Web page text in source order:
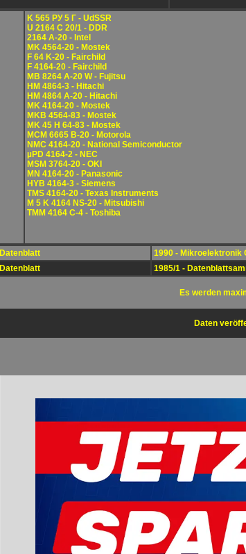
K 565 PУ 5 Г - UdSSR
U 2164 C 20/1 - DDR
2164 A-20 - Intel
MK 4564-20 - Mostek
F 64 K-20 - Fairchild
F 4164-20 - Fairchild
MB 8264 A-20 W - Fujitsu
HM 4864-3 - Hitachi
HM 4864 A-20 - Hitachi
MK 4164-20 - Mostek
MKB 4564-83 - Mostek
MK 45 H 64-83 - Mostek
MCM 6665 B-20 - Motorola
NMC 4164-20 - National Semiconductor
µPD 4164-2 - NEC
MSM 3764-20 - OKI
MN 4164-20 - Panasonic
HYB 4164-3 - Siemens
TMS 4164-20 - Texas Instruments
M 5 K 4164 NS-20 - Mitsubishi
TMM 4164 C-4 - Toshiba
Datenblatt
1990 - Mikroelektronik
Datenblatt
1985/1 -
Es werden
Daten